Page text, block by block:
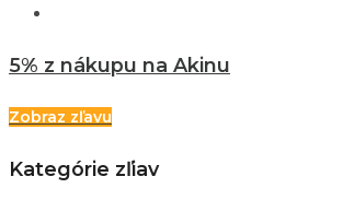
5% z nákupu na Akinu
Zobraz zľavu
Kategórie zľiav